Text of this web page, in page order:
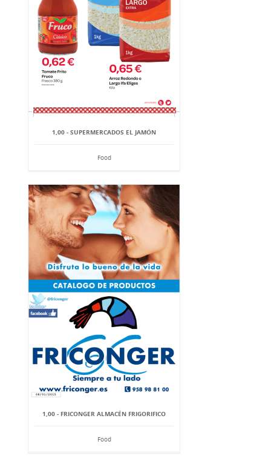
1,00 - SUPERMERCADOS EL JAMÓN
Food
1,00 - FRICONGER ALMACÉN FRIGORIFICO
Food